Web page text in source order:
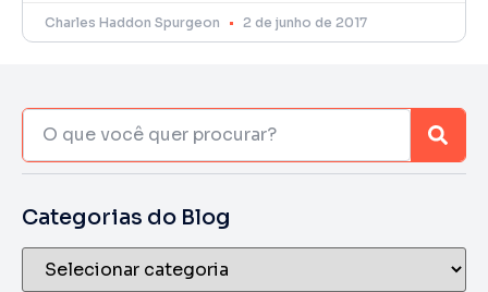
Charles Haddon Spurgeon 2 de junho de 2017
Categorias do Blog